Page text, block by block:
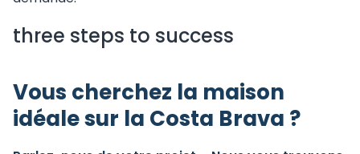
three steps to success
Vous cherchez la maison
idéale sur la Costa Brava ?